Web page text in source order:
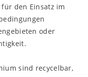
den Einsatz im
oder
sind recycelbar,